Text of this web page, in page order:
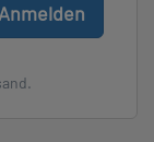
Anmelden